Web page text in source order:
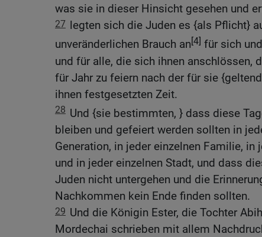
was sie in dieser Hinsicht gesehen und
27 legten sich die Juden es {als Pflicht}
unveränderlichen Brauch an[4] für sich
und für alle, die sich ihnen anschlössen,
für Jahr zu feiern nach der für sie
ihnen festgesetzten Zeit.
28 Und {sie bestimmten, } dass diese
bleiben und gefeiert werden sollten in
Generation, in jeder einzelnen Familie, in
und in jeder einzelnen Stadt, und dass
Juden nicht untergehen und die
Nachkommen kein Ende finden sollten.
29 Und die Königin Ester, die Tochter
Mordechai schrieben mit allem